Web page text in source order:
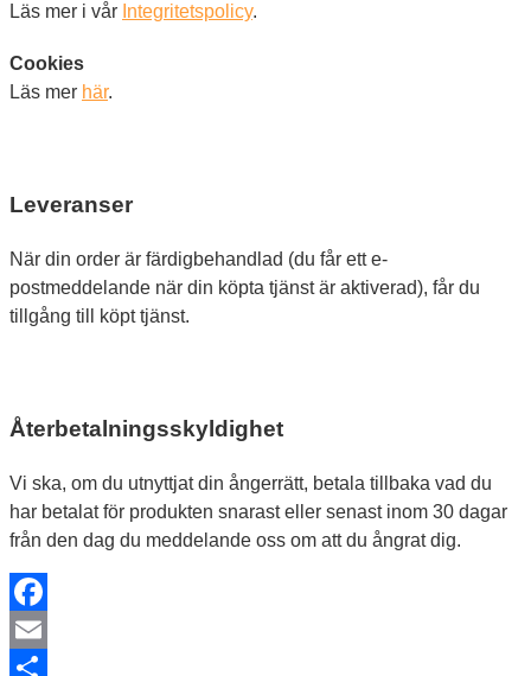
Läs mer i vår Integritetspolicy.
Cookies
Läs mer här.
Leveranser
När din order är färdigbehandlad (du får ett e-
postmeddelande när din köpta tjänst är aktiverad), får du
tillgång till köpt tjänst.
Återbetalningsskyldighet
Vi ska, om du utnyttjat din ångerrätt, betala tillbaka vad du
har betalat för produkten snarast eller senast inom 30 dagar
från den dag du meddelande oss om att du ångrat dig.
Facebook
Email